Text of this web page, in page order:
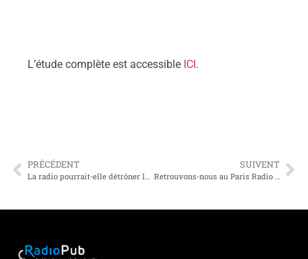
L’étude complète est accessible ICI .
PRÉCÉDENT SUIVENT